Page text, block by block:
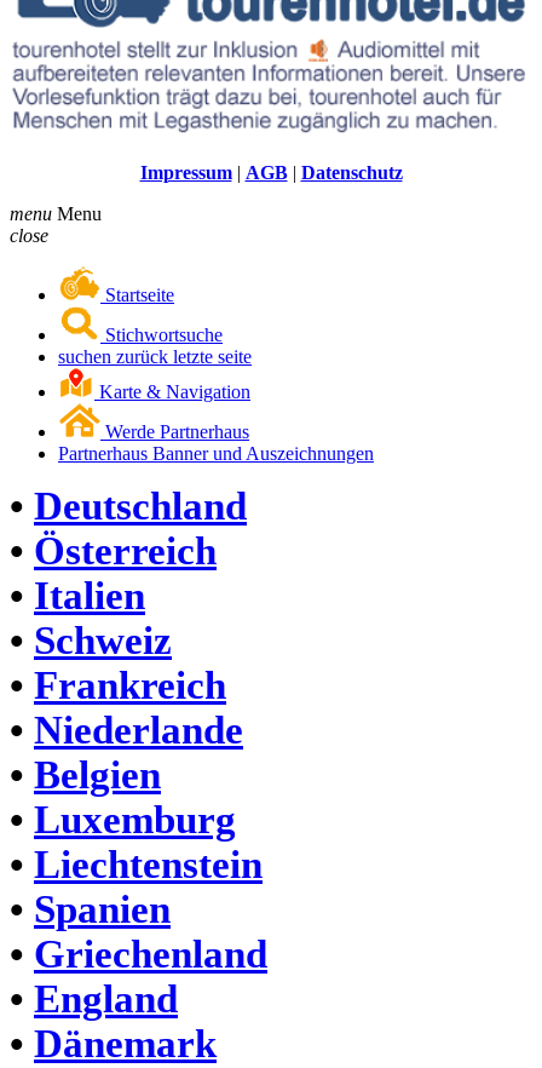
Impressum| AGB| Datenschutz
menu Menu
close
Startseite
Stichwortsuche
suchen zurück letzte seite
Karte & Navigation
Werde Partnerhaus
Partnerhaus Banner und Auszeichnungen
• Deutschland
• Österreich
• Italien
• Schweiz
• Frankreich
• Niederlande
• Belgien
• Luxemburg
• Liechtenstein
• Spanien
• Griechenland
• England
• Dänemark